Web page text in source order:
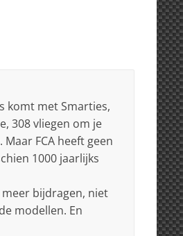
komt met Smarties,
308 vliegen om je
FCA heeft geen
1000 jaarlijks
meer bijdragen, niet
modellen. En